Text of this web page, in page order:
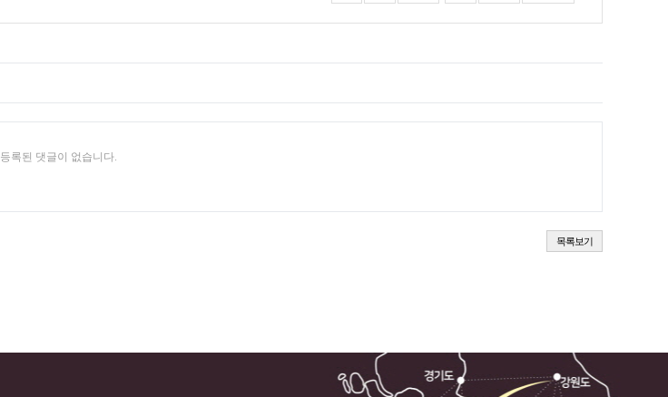
등록된 댓글이 없습니다.
목록보기